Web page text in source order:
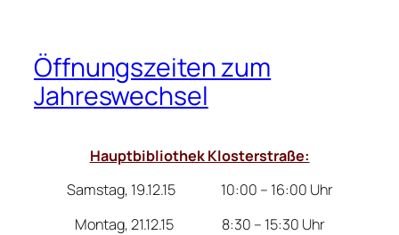
Öffnungszeiten zum
Jahreswechsel
Hauptbibliothek Klosterstraße:
Samstag, 19.12.15 10:00 – 16:00 Uhr
Montag, 21.12.15 8:30 – 15:30 Uhr